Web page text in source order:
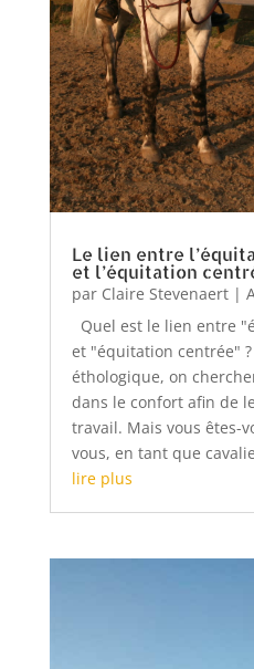
Le lien entre
et l’équitation
par Claire Stevenaert|
Quel est le lien entre
et "équitation centrée"
éthologique, on
dans le confort afin de
travail. Mais vous êtes-
vous, en tant que
lire plus